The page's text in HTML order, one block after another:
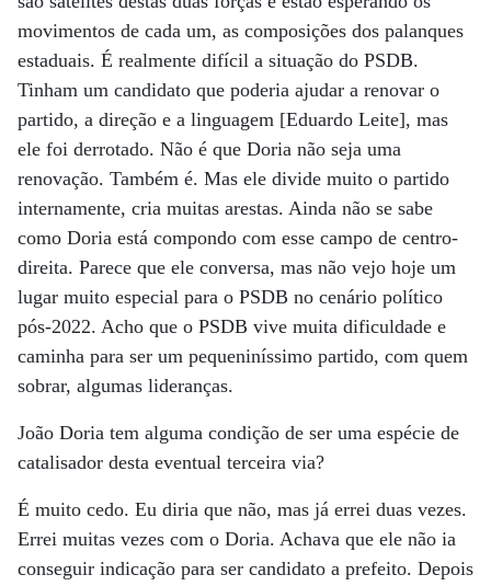
movimentos de cada um, as composições dos palanques
estaduais. É realmente difícil a situação do PSDB.
Tinham um candidato que poderia ajudar a renovar o
partido, a direção e a linguagem [Eduardo Leite], mas
ele foi derrotado. Não é que Doria não seja uma
renovação. Também é. Mas ele divide muito o partido
internamente, cria muitas arestas. Ainda não se sabe
como Doria está compondo com esse campo de centro-
direita. Parece que ele conversa, mas não vejo hoje um
lugar muito especial para o PSDB no cenário político
pós-2022. Acho que o PSDB vive muita dificuldade e
caminha para ser um pequeniníssimo partido, com quem
sobrar, algumas lideranças.
João Doria tem alguma condição de ser uma espécie de
catalisador desta eventual terceira via?
É muito cedo. Eu diria que não, mas já errei duas vezes.
Errei muitas vezes com o Doria. Achava que ele não ia
conseguir indicação para ser candidato a prefeito. Depois